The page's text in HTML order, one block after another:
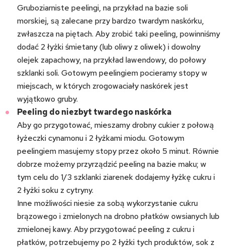
Gruboziarniste peelingi, na przykład na bazie soli
morskiej, są zalecane przy bardzo twardym naskórku,
zwłaszcza na piętach. Aby zrobić taki peeling, powinniśmy
dodać 2 łyżki śmietany (lub oliwy z oliwek) i dowolny
olejek zapachowy, na przykład lawendowy, do połowy
szklanki soli. Gotowym peelingiem pocieramy stopy w
miejscach, w których zrogowaciały naskórek jest
wyjątkowo gruby.
Peeling do niezbyt twardego naskórka
Aby go przygotować, mieszamy drobny cukier z połową
łyżeczki cynamonu i 2 łyżkami miodu. Gotowym
peelingiem masujemy stopy przez około 5 minut. Równie
dobrze możemy przyrządzić peeling na bazie maku; w
tym celu do 1/3 szklanki ziarenek dodajemy łyżkę cukru i
2 łyżki soku z cytryny.
Inne możliwości niesie za sobą wykorzystanie cukru
brązowego i zmielonych na drobno płatków owsianych lub
zmielonej kawy. Aby przygotować peeling z cukru i
płatków, potrzebujemy po 2 łyżki tych produktów, sok z